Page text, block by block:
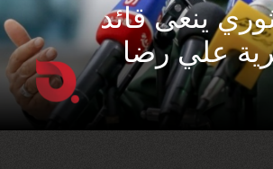
ينعى قائد
علي رضا